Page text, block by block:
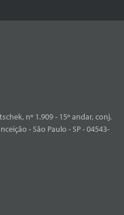
nº 1.909 - 15º andar, conj.
- São Paulo - SP - 04543-